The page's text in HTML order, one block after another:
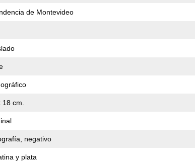
de Montevideo
18 cm.
negativo
y plata